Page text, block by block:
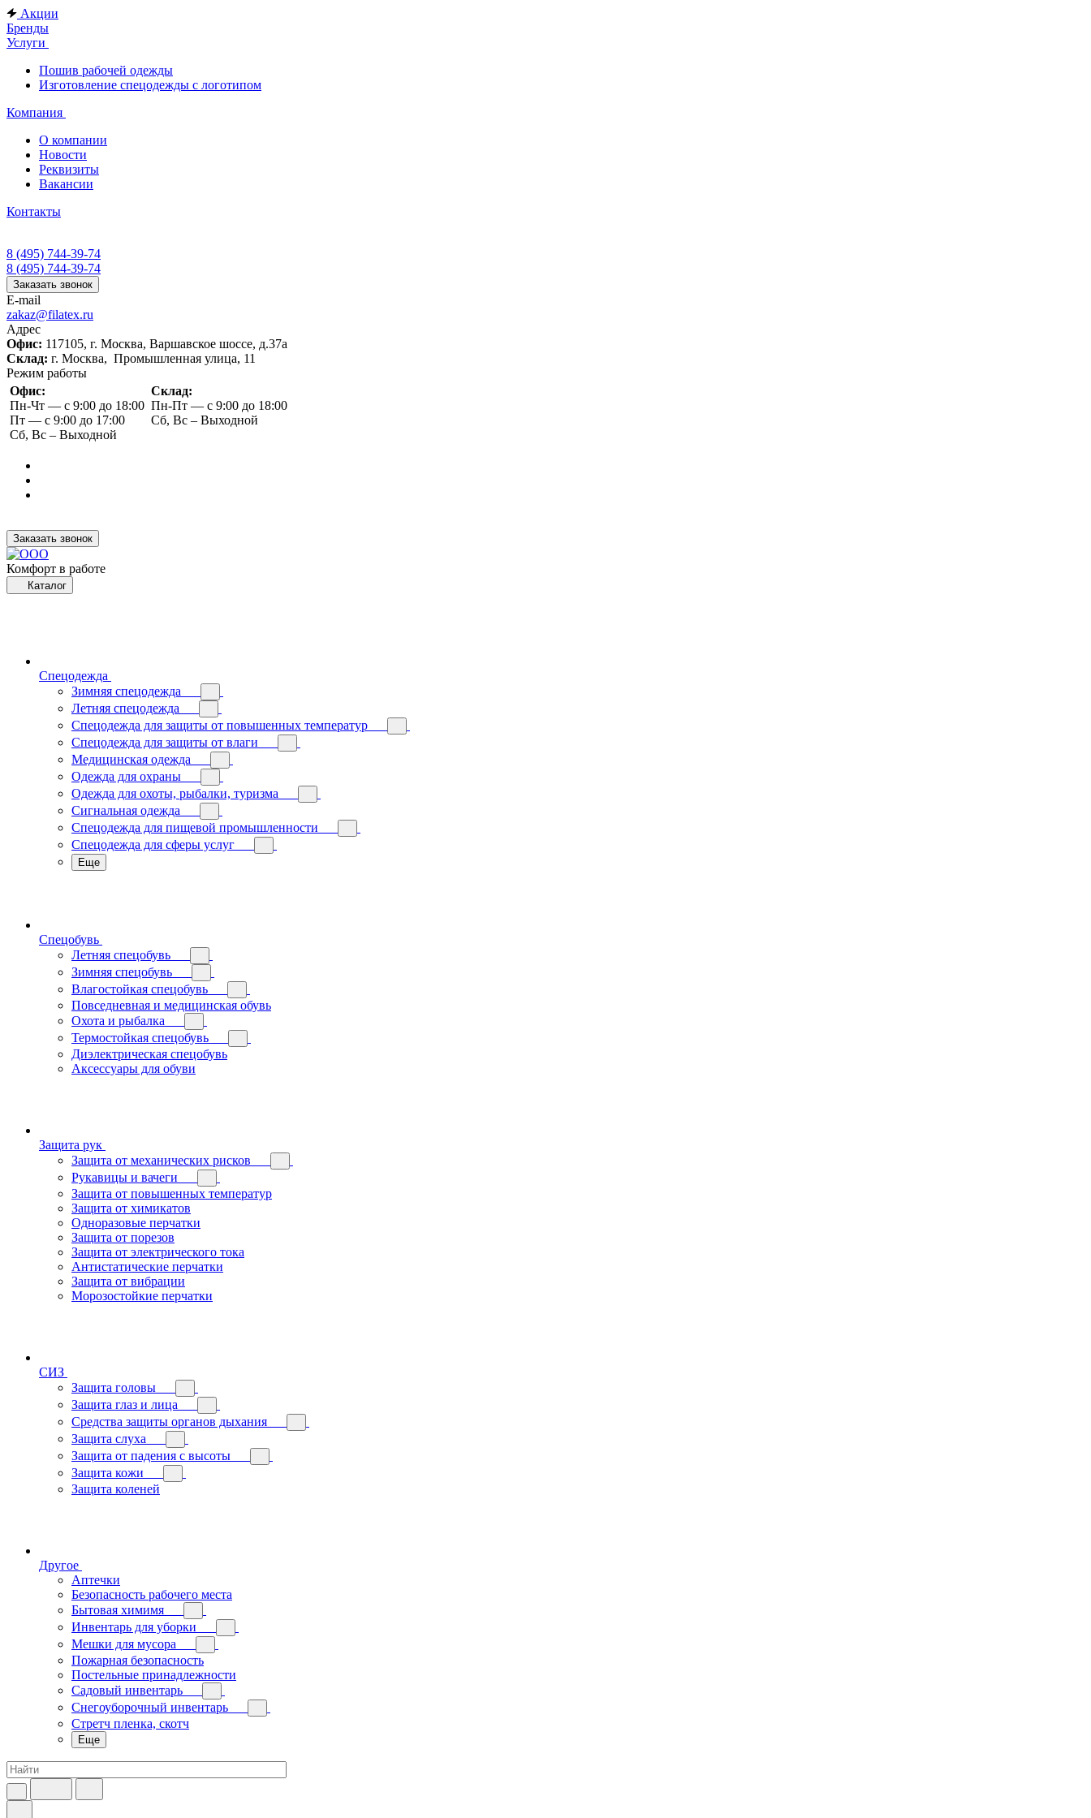
Акции
Бренды
Услуги
Пошив рабочей одежды
Изготовление спецодежды с логотипом
Компания
О компании
Новости
Реквизиты
Вакансии
Контакты
8 (495) 744-39-74
8 (495) 744-39-74
Заказать звонок
E-mail
zakaz@filatex.ru
Адрес
Офис: 117105, г. Москва, Варшавское шоссе, д.37а
Склад: г. Москва, Промышленная улица, 11
Режим работы
Офис:
Пн-Чт — с 9:00 до 18:00
Пт — с 9:00 до 17:00
Сб, Вс – Выходной
Склад:
Пн-Пт — с 9:00 до 18:00
Сб, Вс – Выходной
Заказать звонок
Комфорт в работе
Каталог
Спецодежда
Зимняя спецодежда
Летняя спецодежда
Спецодежда для защиты от повышенных температур
Спецодежда для защиты от влаги
Медицинская одежда
Одежда для охраны
Одежда для охоты, рыбалки, туризма
Сигнальная одежда
Спецодежда для пищевой промышленности
Спецодежда для сферы услуг
Еще
Спецобувь
Летняя спецобувь
Зимняя спецобувь
Влагостойкая спецобувь
Повседневная и медицинская обувь
Охота и рыбалка
Термостойкая спецобувь
Диэлектрическая спецобувь
Аксессуары для обуви
Защита рук
Защита от механических рисков
Рукавицы и вачеги
Защита от повышенных температур
Защита от химикатов
Одноразовые перчатки
Защита от порезов
Защита от электрического тока
Антистатические перчатки
Защита от вибрации
Морозостойкие перчатки
СИЗ
Защита головы
Защита глаз и лица
Средства защиты органов дыхания
Защита слуха
Защита от падения с высоты
Защита кожи
Защита коленей
Другое
Аптечки
Безопасность рабочего места
Бытовая химимя
Инвентарь для уборки
Мешки для мусора
Пожарная безопасность
Постельные принадлежности
Садовый инвентарь
Снегоуборочный инвентарь
Стретч пленка, скотч
Еще